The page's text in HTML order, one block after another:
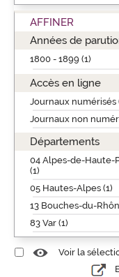
AFFINER
Années de
1800 - 1899 (1)
Accès en ligne
Journaux numérisés
Journaux non
Départements
04 Alpes-de-Haute-
(1)
05 Hautes-Alpes (1)
13 Bouches-du-
83 Var (1)
Voir la